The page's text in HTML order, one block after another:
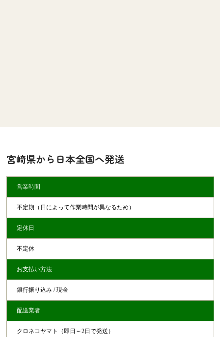
宮崎県から日本全国へ発送
営業時間
不定期（日によって作業時間が異なるため）
定休日
不定休
お支払い方法
銀行振り込み / 現金
配送業者
クロネコヤマト（即日～2日で発送）